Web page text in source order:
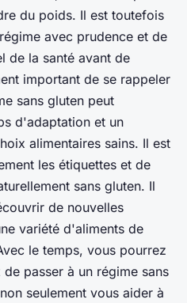
du poids. Il est toutefois
avec prudence et de
de la santé avant de
important de se rappeler
sans gluten peut
d'adaptation et un
alimentaires sains. Il est
les étiquettes et de
sans gluten. Il
de nouvelles
variété d'aliments de
le temps, vous pourrez
passer à un régime sans
seulement vous aider à